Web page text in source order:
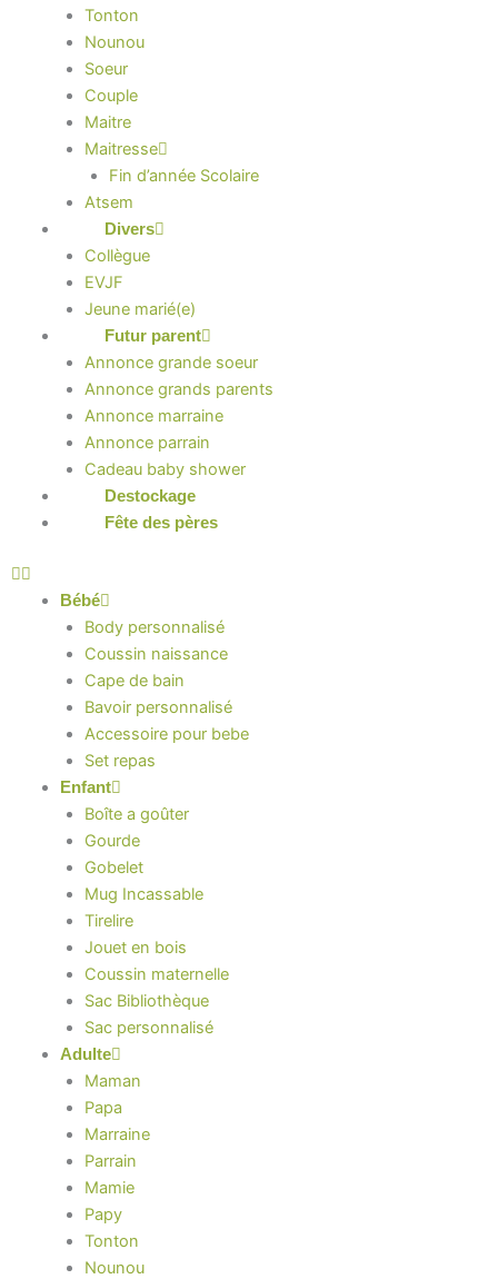
Tonton
Nounou
Soeur
Couple
Maitre
Maitresse
Fin d’année Scolaire
Atsem
Divers
Collègue
EVJF
Jeune marié(e)
Futur parent
Annonce grande soeur
Annonce grands parents
Annonce marraine
Annonce parrain
Cadeau baby shower
Destockage
Fête des pères
Bébé
Body personnalisé
Coussin naissance
Cape de bain
Bavoir personnalisé
Accessoire pour bebe
Set repas
Enfant
Boîte a goûter
Gourde
Gobelet
Mug Incassable
Tirelire
Jouet en bois
Coussin maternelle
Sac Bibliothèque
Sac personnalisé
Adulte
Maman
Papa
Marraine
Parrain
Mamie
Papy
Tonton
Nounou